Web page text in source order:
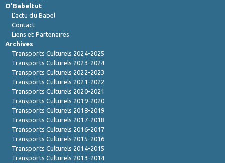
O’Babeltut
L’actu du Babel
Contact
Liens et Partenaires
Archives
Transports Culturels 2024-2025
Transports Culturels 2023-2024
Transports Culturels 2022-2023
Transports Culturels 2021-2022
Transports Culturels 2020-2021
Transports Culturels 2019-2020
Transports Culturels 2018-2019
Transports Culturels 2017-2018
Transports Culturels 2016-2017
Transports Culturels 2015-2016
Transports Culturels 2014-2015
Transports Culturels 2013-2014